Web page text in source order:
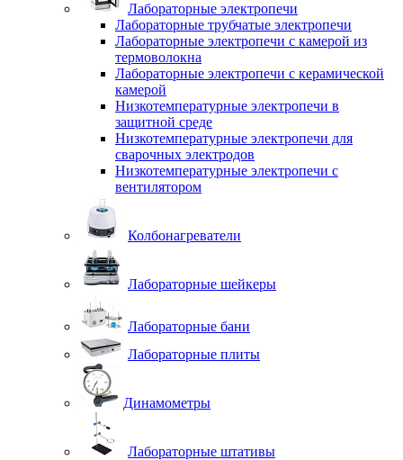
Лабораторные электропечи
Лабораторные трубчатые электропечи
Лабораторные электропечи с камерой из
термоволокна
Лабораторные электропечи с керамической
камерой
Низкотемпературные электропечи в
защитной среде
Низкотемпературные электропечи для
cварочных электродов
Низкотемпературные электропечи с
вентилятором
Колбонагреватели
Лабораторные шейкеры
Лабораторные бани
Лабораторные плиты
Динамометры
Лабораторные штативы